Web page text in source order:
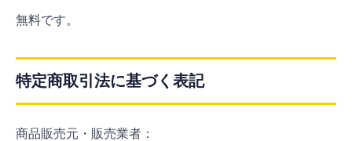
無料です。
特定商取引法に基づく表記
商品販売元・販売業者：